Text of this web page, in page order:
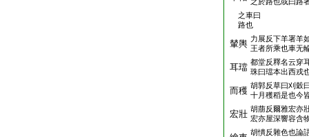
之車曰
路也
輦輿 力展反下羊署羊
王者所乘也車无
耳璫 都堂反釋名云穿
珠曰璫本出西戎
而穫 胡郭反草曰刈穀
十月穫稻是也今
宏壯 胡萠反爾雅宏亦
宏亦屋深響容含
胡憒反雜色也論